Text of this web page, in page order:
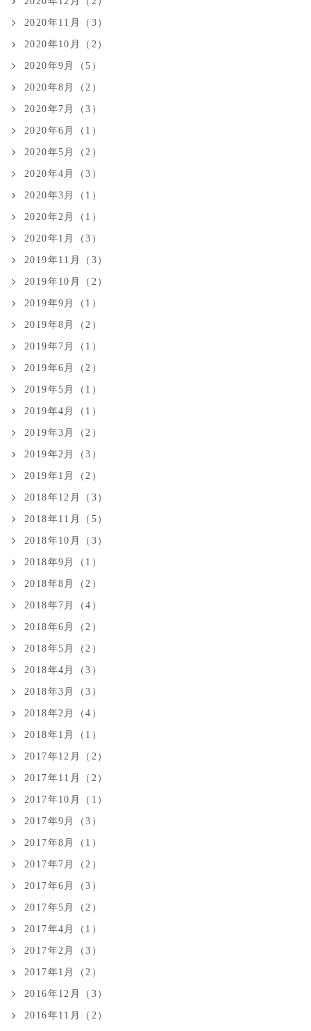
2020年11月（3）
2020年10月（2）
2020年9月（5）
2020年8月（2）
2020年7月（3）
2020年6月（1）
2020年5月（2）
2020年4月（3）
2020年3月（1）
2020年2月（1）
2020年1月（3）
2019年11月（3）
2019年10月（2）
2019年9月（1）
2019年8月（2）
2019年7月（1）
2019年6月（2）
2019年5月（1）
2019年4月（1）
2019年3月（2）
2019年2月（3）
2019年1月（2）
2018年12月（3）
2018年11月（5）
2018年10月（3）
2018年9月（1）
2018年8月（2）
2018年7月（4）
2018年6月（2）
2018年5月（2）
2018年4月（3）
2018年3月（3）
2018年2月（4）
2018年1月（1）
2017年12月（2）
2017年11月（2）
2017年10月（1）
2017年9月（3）
2017年8月（1）
2017年7月（2）
2017年6月（3）
2017年5月（2）
2017年4月（1）
2017年2月（3）
2017年1月（2）
2016年12月（3）
2016年11月（2）